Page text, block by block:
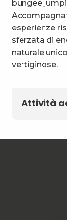
bungee
esperienze
sferzata di
naturale
vertiginose.
Attività